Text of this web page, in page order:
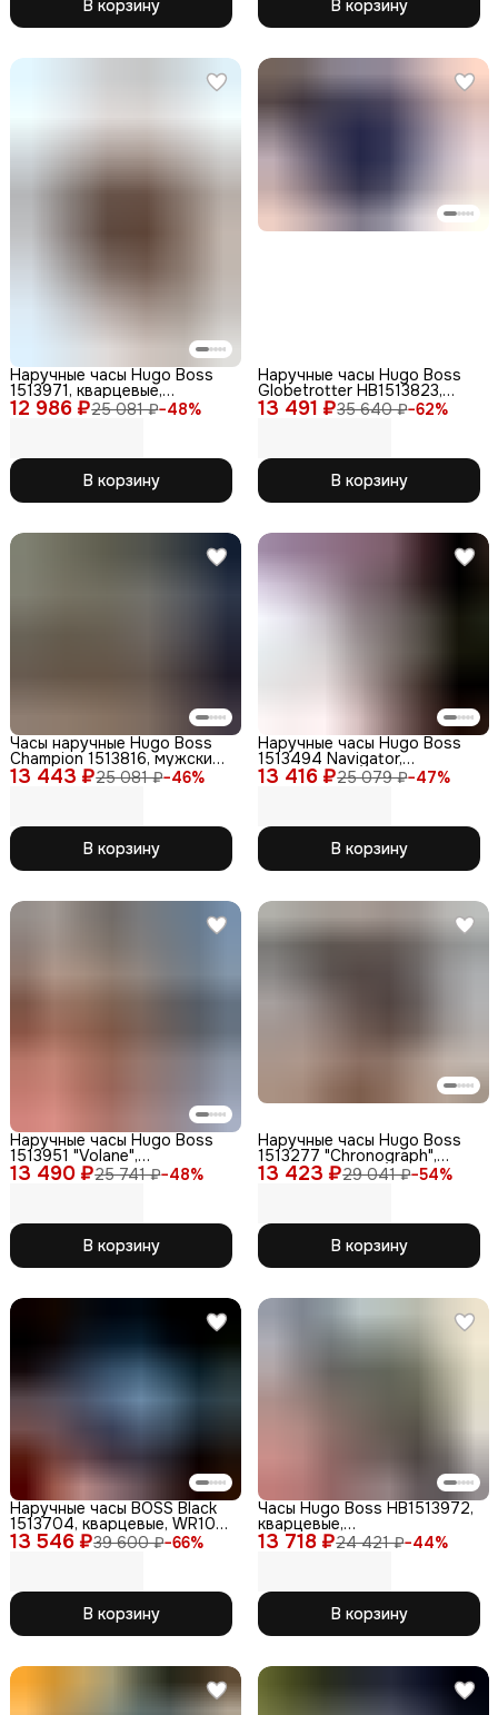
В корзину В корзину
12 986 ₽25 081 ₽−48%
Наручные часы Hugo Boss
1513971, кварцевые,
водонепроницаемые,
аналоговый циферблат
В корзину
13 491 ₽35 640 ₽−62%
Наручные часы Hugo Boss
Globetrotter HB1513823,
кварцевые, WR100,
аналоговый циферблат
В корзину
13 443 ₽25 081 ₽−46%
Часы наручные Hugo Boss
Champion 1513816, мужские,
кожаный ремешок, черные
В корзину
13 416 ₽25 079 ₽−47%
Наручные часы Hugo Boss
1513494 Navigator,
кварцевые, кожаный
ремешок, WR50, мужские
В корзину
13 490 ₽25 741 ₽−48%
Наручные часы Hugo Boss
1513951 "Volane",
нержавеющая сталь, с
хронографом
В корзину
13 423 ₽29 041 ₽−54%
Наручные часы Hugo Boss
1513277 "Chronograph",
кварцевые,
водонепроницаемые, WR50,
В корзину
13 546 ₽39 600 ₽−66%
Наручные часы BOSS Black
1513704, кварцевые, WR100,
мужские, нержавеющие
сталь
В корзину
13 718 ₽24 421 ₽−44%
Часы Hugo Boss HB1513972,
кварцевые,
водонепроницаемые,
мужские, черные
В корзину